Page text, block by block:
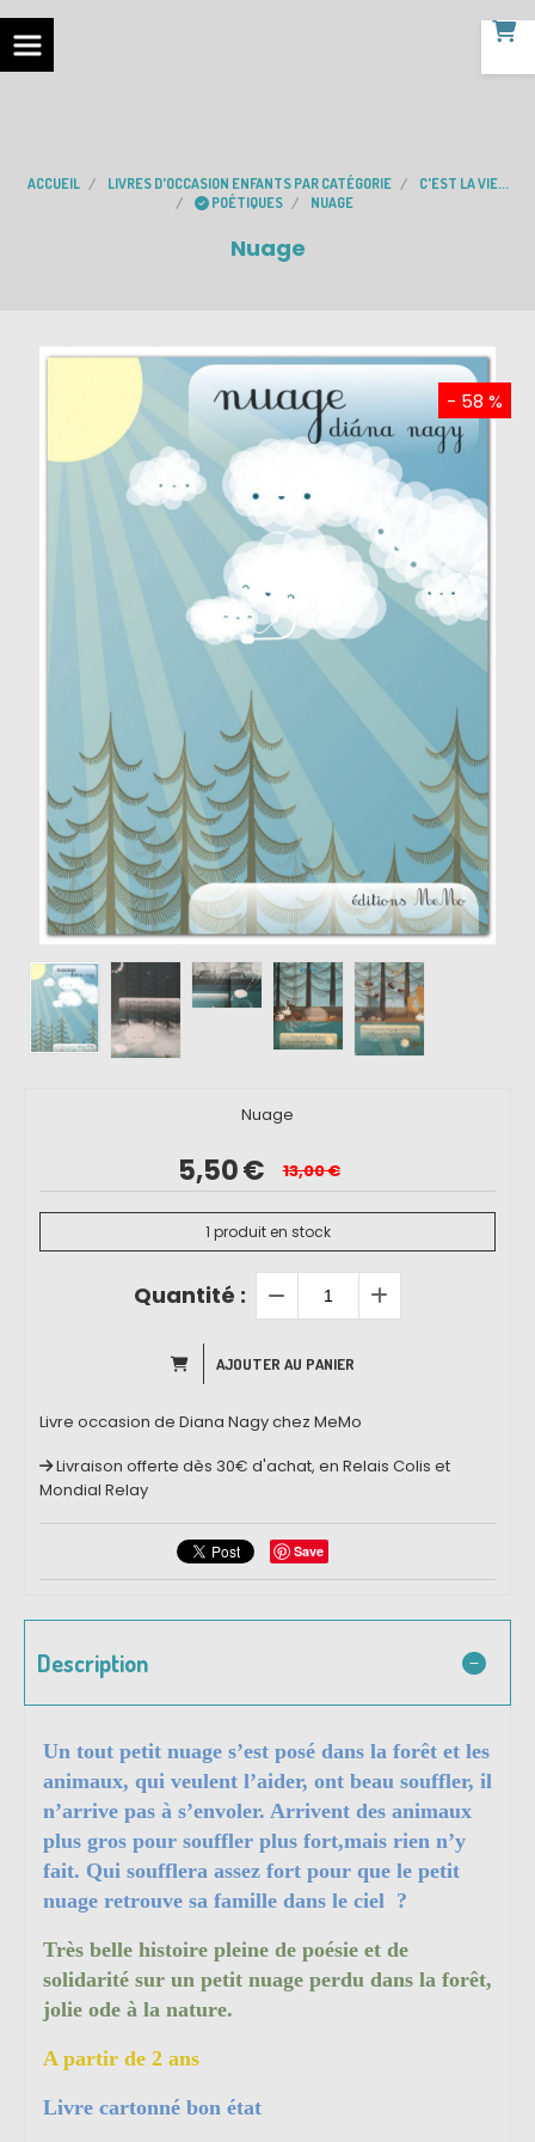
ACCUEIL LIVRES D'OCCASION ENFANTS PAR CATÉGORIE
C'EST LA VIE...
POÉTIQUES
NUAGE
Nuage
- 58 %
Nuage
5,50€ 13,00€
1 produit en stock
Quantité :
AJOUTER AU PANIER
Livre occasion de Diana Nagy chez MeMo
Livraison offerte dès 30€ d'achat, en Relais Colis et
Mondial Relay
Save
Description
Un tout petit nuage s’est posé dans la forêt et les
animaux, qui veulent l’aider, ont beau souffler, il
n’arrive pas à s’envoler. Arrivent des animaux
plus gros pour souffler plus fort,mais rien n’y
fait. Qui soufflera assez fort pour que le petit
nuage retrouve sa famille dans le ciel ?
Très belle histoire pleine de poésie et de
solidarité sur un petit nuage perdu dans la forêt,
jolie ode à la nature.
A partir de 2 ans
Livre cartonné bon état